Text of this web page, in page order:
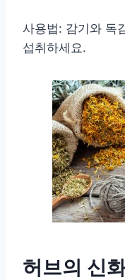
사용법: 감기와 독
섭취하세요.
허브의 신